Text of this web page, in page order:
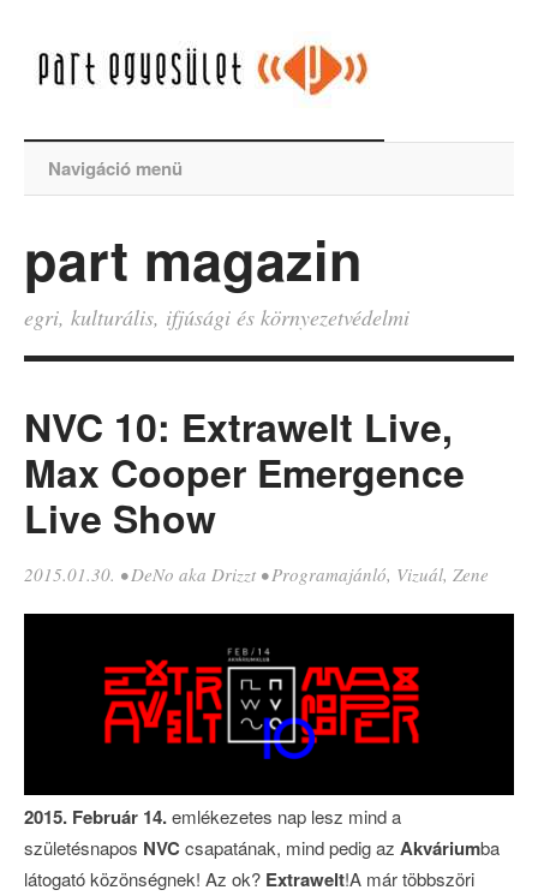
Navigáció menü
part magazin
egri, kulturális, ifjúsági és környezetvédelmi
NVC 10: Extrawelt Live,
Max Cooper Emergence
Live Show
2015.01.30. •DeNo aka Drizzt •Programajánló, Vizuál, Zene
2015. Február 14.emlékezetes nap lesz mind a
születésnapos NVCcsapatának, mind pedig az Akváriumba
látogató közönségnek! Az ok? Extrawelt!A már többszöri